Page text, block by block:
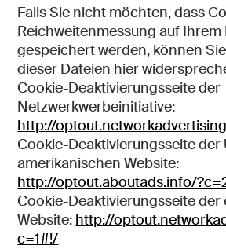
Falls Sie nicht möchten, dass
Reichweitenmessung auf
gespeichert werden, können
dieser Dateien hier
Cookie-Deaktivierungsseite der
Netzwerkwerbeinitiative:
http://
Cookie-Deaktivierungsseite der
amerikanischen Website:
http://optout.aboutads.info/
Cookie-Deaktivierungsseite der
Website: http://
c=1#!/